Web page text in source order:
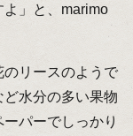
」と、marimo
のリースのようで
水分の多い果物
パーでしっかり